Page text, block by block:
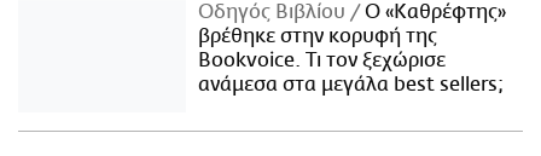
Οδηγός Βιβλίου
Ο «Καθρέφτης»
βρέθηκε στην κορυφή της
Bookvoice. Τι τον ξεχώρισε
ανάμεσα στα μεγάλα best sellers;